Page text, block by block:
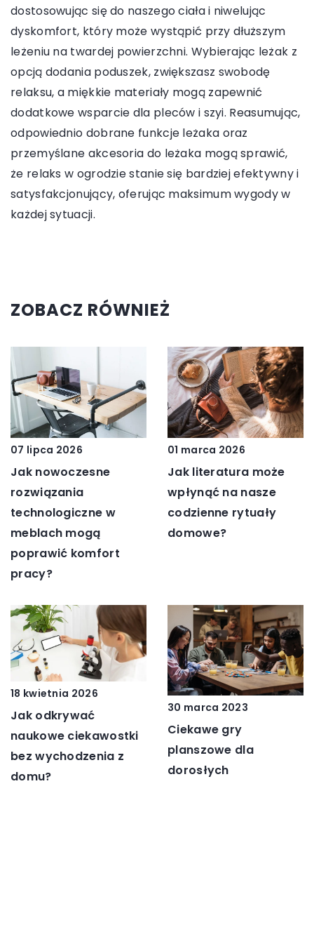
dostosowując się do naszego ciała i niwelując
dyskomfort, który może wystąpić przy dłuższym
leżeniu na twardej powierzchni. Wybierając leżak z
opcją dodania poduszek, zwiększasz swobodę
relaksu, a miękkie materiały mogą zapewnić
dodatkowe wsparcie dla pleców i szyi. Reasumując,
odpowiednio dobrane funkcje leżaka oraz
przemyślane akcesoria do leżaka mogą sprawić,
że relaks w ogrodzie stanie się bardziej efektywny i
satysfakcjonujący, oferując maksimum wygody w
każdej sytuacji.
ZOBACZ RÓWNIEŻ
07 lipca 2026
Jak nowoczesne
rozwiązania
technologiczne w
meblach mogą
poprawić komfort
pracy?
01 marca 2026
Jak literatura może
wpłynąć na nasze
codzienne rytuały
domowe?
18 kwietnia 2026
Jak odkrywać
naukowe ciekawostki
bez wychodzenia z
domu?
30 marca 2023
Ciekawe gry
planszowe dla
dorosłych